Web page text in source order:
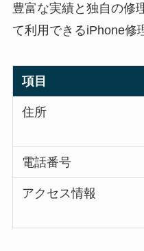
豊富な実績と独自の修
て利用できるiPhone修
項目
住所
電話番号
アクセス情報